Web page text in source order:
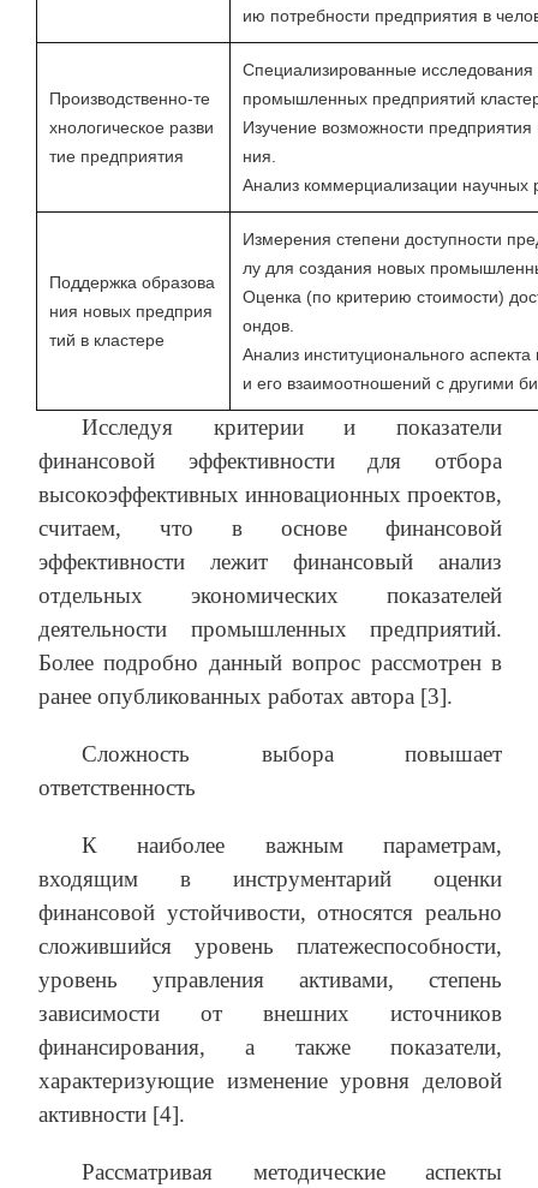
ию потребности предприятия в
Производственно-те
хнологическое разви
тие предприятия
Специализированные
промышленных предприятий
Изучение возможности
ния.
Анализ коммерциализации научных
Поддержка образова
ния новых предприя
тий в кластере
Измерения степени доступности
лу для создания новых
Оценка (по критерию стоимости)
ондов.
Анализ институционального
и его взаимоотношений с другими
Исследуя критерии и показатели
финансовой эффективности для отбора
высокоэффективных инновационных проектов,
считаем, что в основе финансовой
эффективности лежит финансовый анализ
отдельных экономических показателей
деятельности промышленных предприятий.
Более подробно данный вопрос рассмотрен в
ранее опубликованных работах автора [3].
Сложность выбора повышает
ответственность
К наиболее важным параметрам,
входящим в инструментарий оценки
финансовой устойчивости, относятся реально
сложившийся уровень платежеспособности,
уровень управления активами, степень
зависимости от внешних источников
финансирования, а также показатели,
характеризующие изменение уровня деловой
активности [4].
Рассматривая методические аспекты